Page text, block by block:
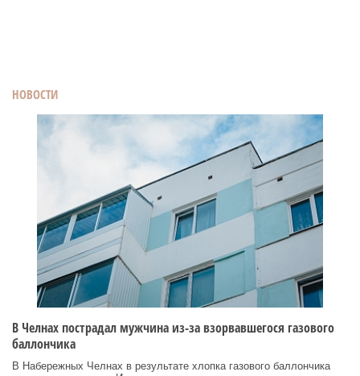
НОВОСТИ
В Челнах пострадал мужчина из-за взорвавшегося газового
баллончика
В Набережных Челнах в результате хлопка газового баллончика